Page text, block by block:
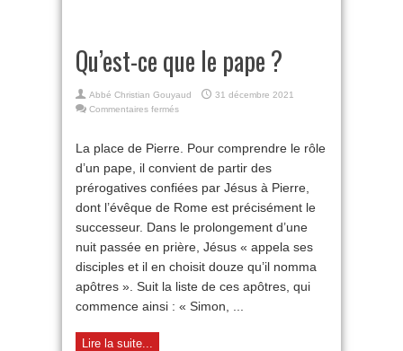
Qu’est-ce que le pape ?
Abbé Christian Gouyaud
31 décembre 2021
Commentaires fermés
que
le
?
La place de Pierre. Pour comprendre le rôle
d’un pape, il convient de partir des
prérogatives confiées par Jésus à Pierre,
dont l’évêque de Rome est précisément le
successeur. Dans le prolongement d’une
nuit passée en prière, Jésus « appela ses
disciples et il en choisit douze qu’il nomma
apôtres ». Suit la liste de ces apôtres, qui
commence ainsi : « Simon, ...
Lire la suite...